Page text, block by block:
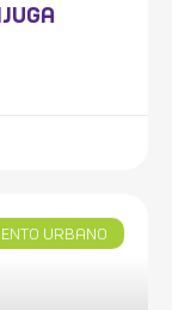
URBANO